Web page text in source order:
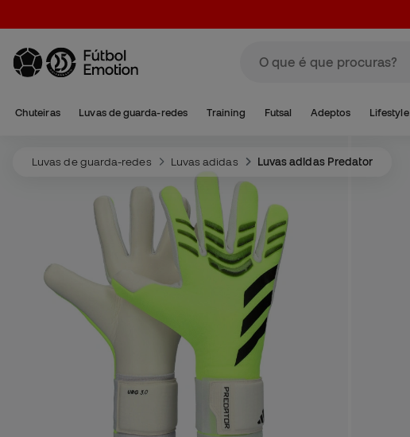
Chuteiras Luvas de guarda-redes Training Futsal Adeptos Lifestyle
Luvas de guarda-redes Luvas adidas Luvas adidas Predator